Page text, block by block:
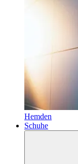
Hemden
Schuhe